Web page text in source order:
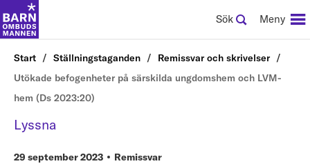
Sök Meny
Start Ställningstaganden
Remissvar och skrivelser
Utökade befogenheter på särskilda ungdomshem och LVM-
hem (Ds 2023:20)
Lyssna
29 september 2023 Remissvar